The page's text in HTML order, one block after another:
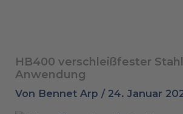
HB400 verschleißfester
Anwendung
Von Bennet Arp/ 24. Januar